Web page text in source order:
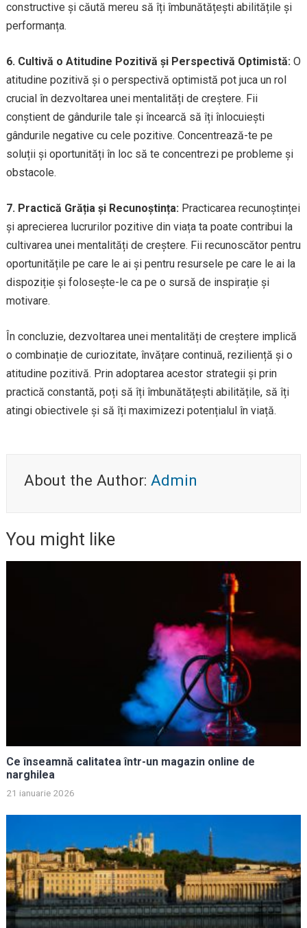
constructive și căută mereu să îți îmbunătățești abilitățile și
performanța.
6. Cultivă o Atitudine Pozitivă și Perspectivă Optimistă: O
atitudine pozitivă și o perspectivă optimistă pot juca un rol
crucial în dezvoltarea unei mentalități de creștere. Fii
conștient de gândurile tale și încearcă să îți înlocuiești
gândurile negative cu cele pozitive. Concentrează-te pe
soluții și oportunități în loc să te concentrezi pe probleme și
obstacole.
7. Practică Grăția și Recunoștința: Practicarea recunoștinței
și aprecierea lucrurilor pozitive din viața ta poate contribui la
cultivarea unei mentalități de creștere. Fii recunoscător pentru
oportunitățile pe care le ai și pentru resursele pe care le ai la
dispoziție și folosește-le ca pe o sursă de inspirație și
motivare.
În concluzie, dezvoltarea unei mentalități de creștere implică
o combinație de curiozitate, învățare continuă, reziliență și o
atitudine pozitivă. Prin adoptarea acestor strategii și prin
practică constantă, poți să îți îmbunătățești abilitățile, să îți
atingi obiectivele și să îți maximizezi potențialul în viață.
About the Author: Admin
You might like
Ce înseamnă calitatea într-un magazin online de
narghilea
21 ianuarie 2026